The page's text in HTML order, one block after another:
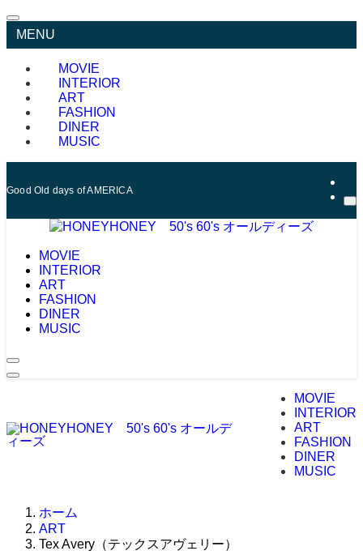
MENU
MOVIE
INTERIOR
ART
FASHION
DINER
MUSIC
Good Old days of AMERICA
MOVIE
INTERIOR
ART
FASHION
DINER
MUSIC
MOVIE
INTERIOR
ART
FASHION
DINER
MUSIC
ホーム
ART
Tex Avery（テックスアヴェリー）